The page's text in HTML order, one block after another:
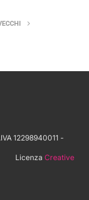
12298940011 -
Licenza Creative